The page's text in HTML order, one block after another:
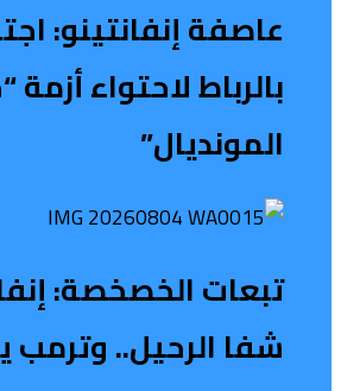
عاصفة إنفانتينو:
بالرباط لاحتواء
المونديال”
تبعات الخصخصة:
شفا الرحيل.. وترمب